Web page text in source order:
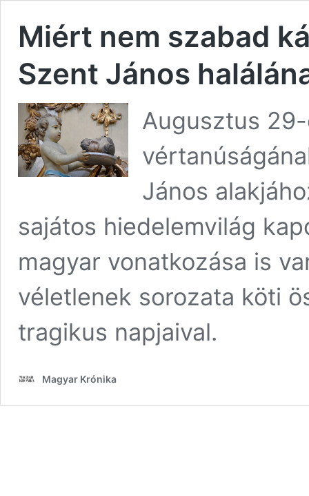
Miért nem szabad
Szent János
Augusztus
János
sajátos hiedelemvilág
magyar vonatkozása is
véletlenek sorozata köti
tragikus napjaival.
Magyar Krónika